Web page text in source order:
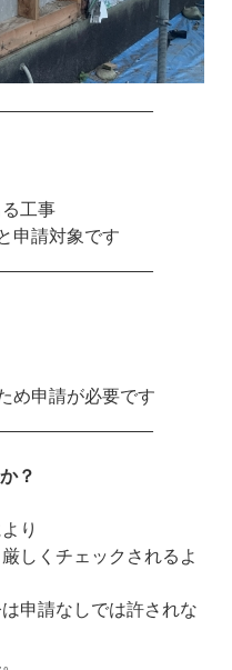
工事
申請対象です
め申請が必要です
？
り
しくチェックされるよ
申請なしでは許されな